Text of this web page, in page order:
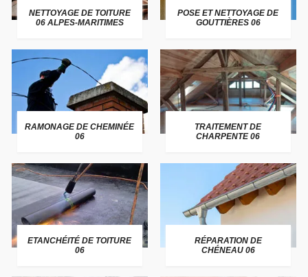
NETTOYAGE DE TOITURE
06 ALPES-MARITIMES
POSE ET NETTOYAGE DE
GOUTTIÈRES 06
RAMONAGE DE CHEMINÉE
06
TRAITEMENT DE
CHARPENTE 06
ETANCHÉITÉ DE TOITURE
06
RÉPARATION DE
CHÉNEAU 06